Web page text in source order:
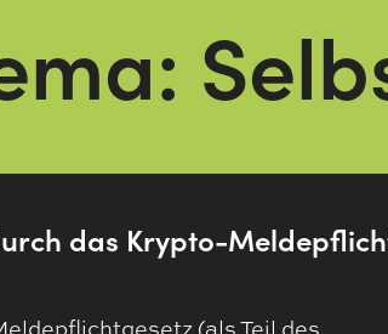
das Krypto-
(als Teil des